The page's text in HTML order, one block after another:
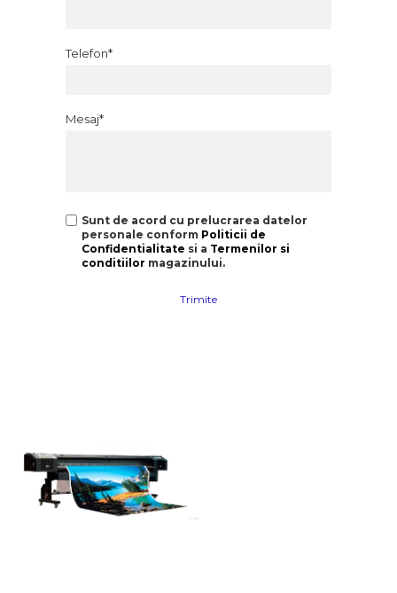
Telefon*
Mesaj*
Sunt de acord cu prelucrarea datelor
personale conform Politicii de
Confidentialitate si a Termenilor si
conditiilor magazinului.
Trimite